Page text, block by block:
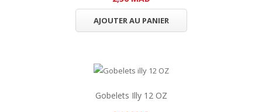
AJOUTER AU PANIER
Gobelets Illy 12 OZ